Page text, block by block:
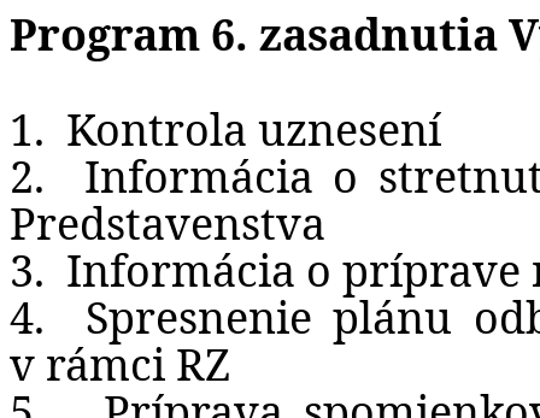
Program 6. zasadnutia
1. Kontrola uznesení
2.
Informácia o
Predstavenstva
3. Informácia o príprave
4.
Spresnenie plánu
v rámci RZ